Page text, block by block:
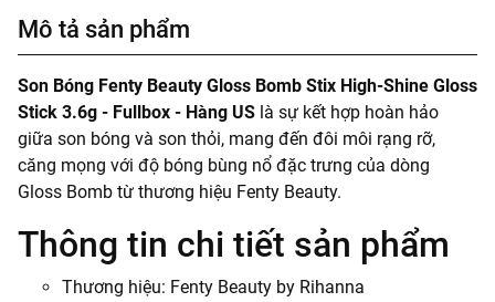
Mô tả sản phẩm
Son Bóng Fenty Beauty Gloss Bomb Stix High-Shine Gloss
Stick 3.6g - Fullbox - Hàng US là sự kết hợp hoàn hảo
giữa son bóng và son thỏi, mang đến đôi môi rạng rỡ,
căng mọng với độ bóng bùng nổ đặc trưng của dòng
Gloss Bomb từ thương hiệu Fenty Beauty.
Thông tin chi tiết sản phẩm
Thương hiệu: Fenty Beauty by Rihanna